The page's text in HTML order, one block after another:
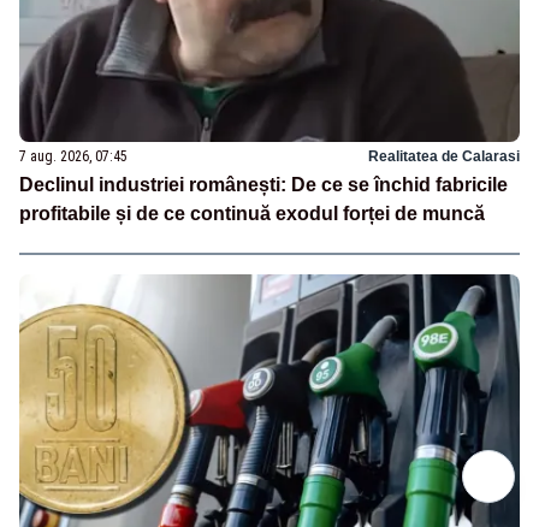
7 aug. 2026, 07:45 Realitatea de Calarasi
Declinul industriei românești: De ce se închid fabricile
profitabile și de ce continuă exodul forței de muncă